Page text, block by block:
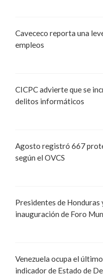
Cavececo reporta una
empleos
CICPC advierte que se
delitos informáticos
Agosto registró 667
según el OVCS
Presidentes de Honduras
inauguración de Foro
Venezuela ocupa el
indicador de Estado de